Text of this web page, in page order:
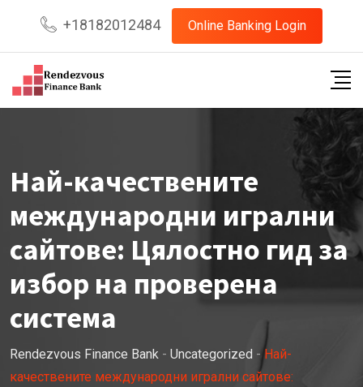
content
+18182012484 Online Banking Login
Най-качествените
международни игрални
сайтове: Цялостно гид за
избор на проверена
система
Rendezvous Finance Bank - Uncategorized - Най-
качествените международни игрални сайтове: